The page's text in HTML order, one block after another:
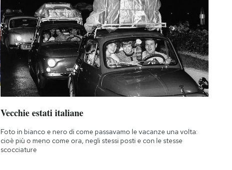
Vecchie estati italiane
Foto in bianco e nero di come passavamo le vacanze una volta:
cioè più o meno come ora, negli stessi posti e con le stesse
scocciature